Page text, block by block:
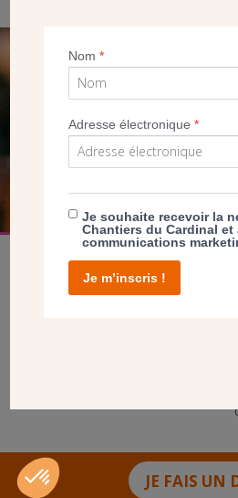
JE FAIS UN
SEUL VOTRE DON
NOUS PERMET D’AGIR
FAIRE UN
Nom*
Adresse électronique*
Je souhaite recevoir la
Chantiers du Cardinal et
communications
Je m’inscris !